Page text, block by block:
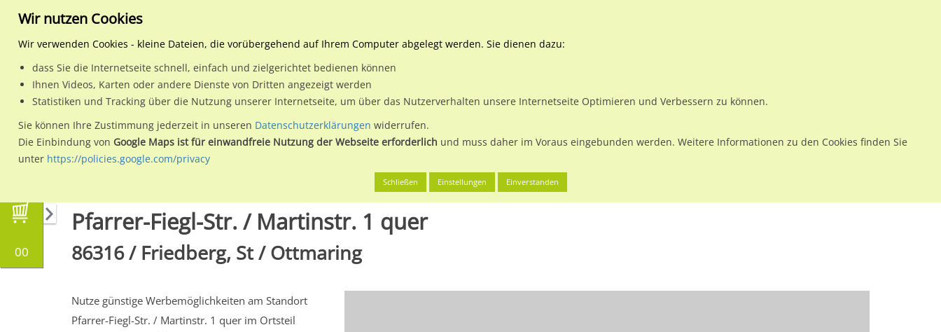
Planen & Buchen Plakatwerbung
Wähle den Werbestandort:
00
Pfarrer-Fiegl-Str. / Martinstr. 1 quer
Pfarrer-Fiegl-Str. / Martinstr. 1 quer
86316 / Friedberg, St / Ottmaring
Nutze günstige Werbemöglichkeiten am Standort
Pfarrer-Fiegl-Str. / Martinstr. 1 quer im Ortsteil
Wir nutzen Cookies
Wir verwenden Cookies - kleine Dateien, die vorübergehend auf Ihrem Computer abgelegt werden. Sie dienen dazu:
dass Sie die Internetseite schnell, einfach und zielgerichtet bedienen können
Ihnen Videos, Karten oder andere Dienste von Dritten angezeigt werden
Statistiken und Tracking über die Nutzung unserer Internetseite, um über das Nutzerverhalten unsere Internetseite Optimieren und Verbessern zu können.
Sie können Ihre Zustimmung jederzeit in unseren Datenschutzerklärungen widerrufen.
Die Einbindung von Google Maps ist für einwandfreie Nutzung der Webseite erforderlich und muss daher im Voraus eingebunden werden. Weitere Informationen zu den Cookies finden Sie
unter https://policies.google.com/privacy
Schließen Einstellungen Einverstanden